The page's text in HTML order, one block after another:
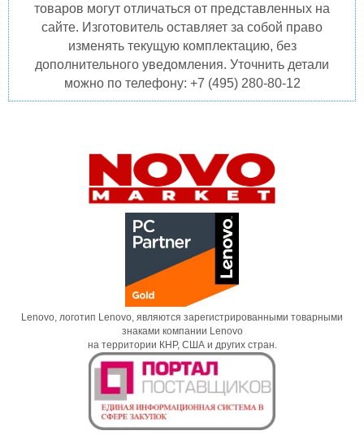
товаров могут отличаться от представленных на
сайте. Изготовитель оставляет за собой право
изменять текущую комплектацию, без
дополнительного уведомления. Уточнить детали
можно по телефону: +7 (495) 280-80-12
Lenovo, логотип Lenovo, являются зарегистрированными товарными
знаками компании Lenovo
на территории КНР, США и других стран.